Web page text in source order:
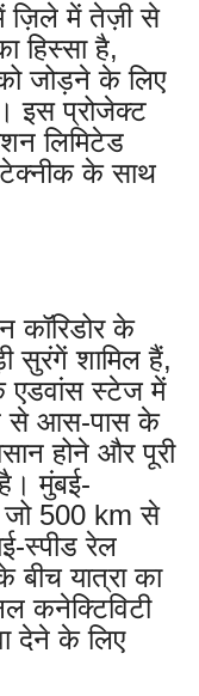
ज़िले में तेज़ी से
हिस्सा है,
जोड़ने के लिए
इस प्रोजेक्ट
लिमिटेड
के साथ
कॉरिडोर के
सुरंगें शामिल हैं,
स्टेज में
से आस-पास के
होने और पूरी
मुंबई-
जो 500 km से
स्पीड रेल
बीच यात्रा का
कनेक्टिविटी
देने के लिए